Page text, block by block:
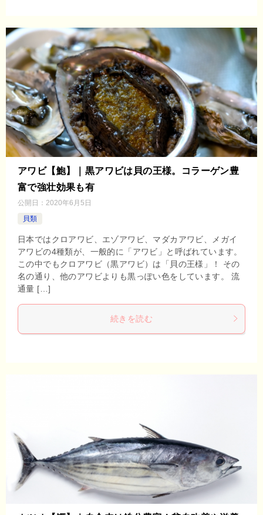
アワビ【鮑】｜黒アワビは貝の王様。コラーゲン豊
富で強壮効果も有
公開日： 2020年6月5日
貝類
日本ではクロアワビ、エゾアワビ、マダカアワビ、メガイ
アワビの4種類が、一般的に「アワビ」と呼ばれています。
この中でもクロアワビ（黒アワビ）は「貝の王様」！ その
名の通り、他のアワビよりも黒っぽい色をしています。 流
通量 […]
続きを読む